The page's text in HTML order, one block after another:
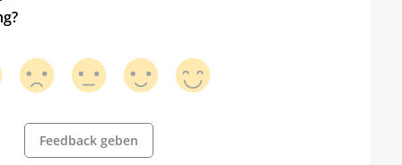
Feedback geben